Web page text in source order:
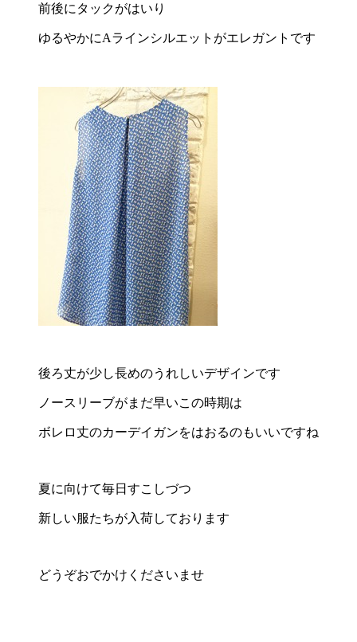
前後にタックがはいり
ゆるやかにAラインシルエットがエレガントです
後ろ丈が少し長めのうれしいデザインです
ノースリーブがまだ早いこの時期は
ボレロ丈のカーデイガンをはおるのもいいですね
夏に向けて毎日すこしづつ
新しい服たちが入荷しております
どうぞおでかけくださいませ